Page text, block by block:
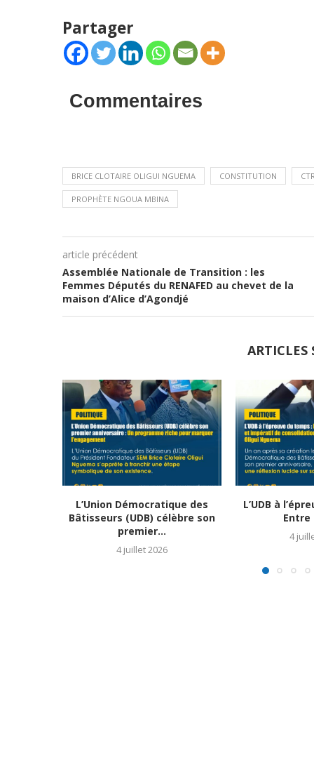
Partager
Commentaires
BRICE CLOTAIRE OLIGUI NGUEMA CONSTITUTION
PROPHÈTE NGOUA MBINA
article précédent
Assemblée Nationale de Transition : les
Femmes Députés du RENAFED au chevet de la
maison d’Alice d’Agondjé
ARTICLES
L’Union Démocratique des
Bâtisseurs (UDB) célèbre son
premier...
4 juillet 2026
L’UDB à
Entre
4